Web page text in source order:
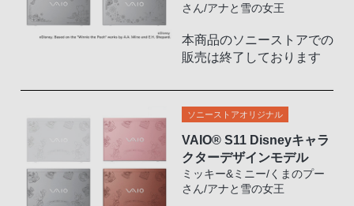
さん/アナと雪の女王
本商品のソニーストアでの
販売は終了しております
ソニーストアオリジナル
VAIO® S11 Disneyキャラ
クターデザインモデル
ミッキー&ミニー/くまのプー
さん/アナと雪の女王